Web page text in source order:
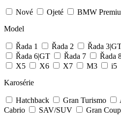
Nové Ojeté
BMW
Model
Řada 1 Řada 2 Řada
Řada 6|GT
Řada 7 Řada
X5
X6 X7 M3
i5
Karosérie
Hatchback Gran Turismo
Cabrio
SAV/SUV Gran